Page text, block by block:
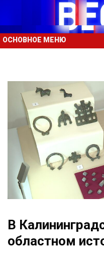
ОСНОВНОЕ МЕНЮ
В
областном